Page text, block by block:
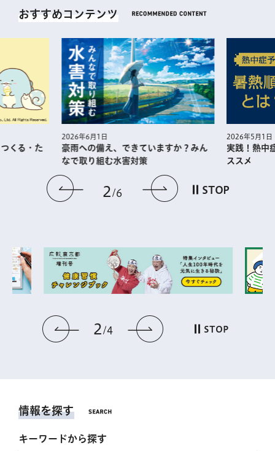
おすすめコンテンツ
前のスライドを表示
2 6 次のスライドを
STOP
くる・た
2026年6月1日
豪雨への備え、できていますか？みん
なで取り組む水害対策
2026年5月1日
実践！熱中
ススメ
前のスライドを表示
2 4 次のスライドを表
STOP
情報を探す
キーワードから探す